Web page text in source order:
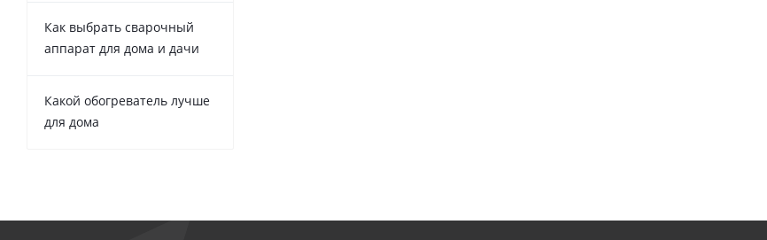
Как выбрать сварочный
аппарат для дома и дачи
Какой обогреватель лучше
для дома